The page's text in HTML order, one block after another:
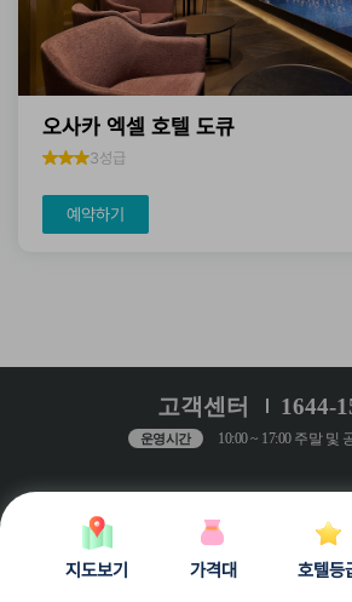
오사카 엑셀 호텔 도큐
3성급
예약하기
지도보기 가격대 호텔등
고객센터 1644-
운영시간 10:00 ~ 17:00 주말 및
개인정보처리방침
Copyrightⓒ 2021 StayZada All Right